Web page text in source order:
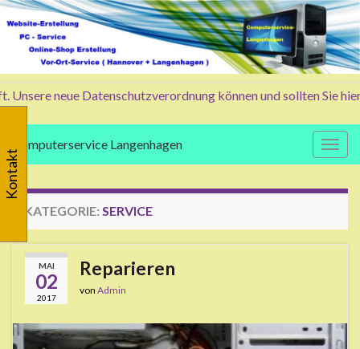
neue Datenschutzverordnung können und sollten Sie
Computerservice Langenhagen
KATEGORIE: SERVICE
MAI
02
2017
Reparieren
von Admin
Kontakt